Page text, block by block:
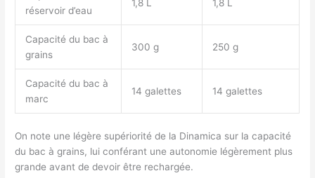
réservoir d’eau
1,8 L 1,8 L
Capacité du bac à
grains
300 g 250 g
Capacité du bac à
marc
14 galettes 14 galettes
On note une légère supériorité de la Dinamica sur la capacité
du bac à grains, lui conférant une autonomie légèrement plus
grande avant de devoir être rechargée.